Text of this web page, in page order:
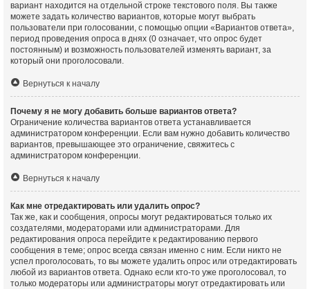
вариант находится на отдельной строке текстового поля. Вы также
можете задать количество вариантов, которые могут выбрать
пользователи при голосовании, с помощью опции «Вариантов ответа»,
период проведения опроса в днях (0 означает, что опрос будет
постоянным) и возможность пользователей изменять вариант, за
который они проголосовали.
Вернуться к началу
Почему я не могу добавить больше вариантов ответа?
Ограничение количества вариантов ответа устанавливается
администратором конференции. Если вам нужно добавить количество
вариантов, превышающее это ограничение, свяжитесь с
администратором конференции.
Вернуться к началу
Как мне отредактировать или удалить опрос?
Так же, как и сообщения, опросы могут редактироваться только их
создателями, модераторами или администраторами. Для
редактирования опроса перейдите к редактированию первого
сообщения в теме; опрос всегда связан именно с ним. Если никто не
успел проголосовать, то вы можете удалить опрос или отредактировать
любой из вариантов ответа. Однако если кто-то уже проголосовал, то
только модераторы или администраторы могут отредактировать или